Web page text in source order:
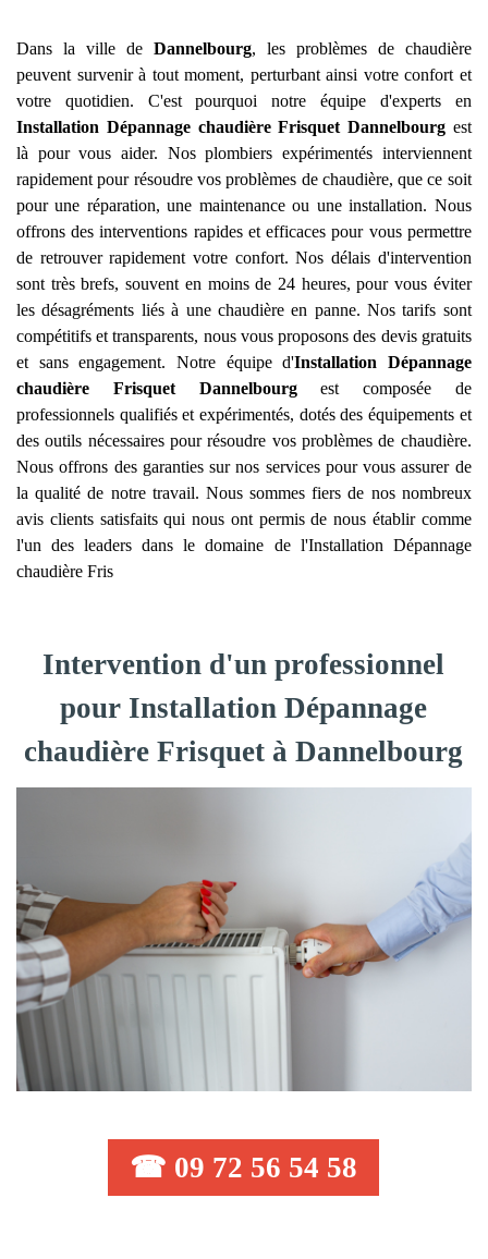
Dans la ville de Dannelbourg, les problèmes de chaudière
peuvent survenir à tout moment, perturbant ainsi votre confort et
votre quotidien. C'est pourquoi notre équipe d'experts en
Installation Dépannage chaudière Frisquet Dannelbourg est
là pour vous aider. Nos plombiers expérimentés interviennent
rapidement pour résoudre vos problèmes de chaudière, que ce soit
pour une réparation, une maintenance ou une installation. Nous
offrons des interventions rapides et efficaces pour vous permettre
de retrouver rapidement votre confort. Nos délais d'intervention
sont très brefs, souvent en moins de 24 heures, pour vous éviter
les désagréments liés à une chaudière en panne. Nos tarifs sont
compétitifs et transparents, nous vous proposons des devis gratuits
et sans engagement. Notre équipe d'Installation Dépannage
chaudière Frisquet
Dannelbourgest composée de
professionnels qualifiés et expérimentés, dotés des équipements et
des outils nécessaires pour résoudre vos problèmes de chaudière.
Nous offrons des garanties sur nos services pour vous assurer de
la qualité de notre travail. Nous sommes fiers de nos nombreux
avis clients satisfaits qui nous ont permis de nous établir comme
l'un des leaders dans le domaine de l'Installation Dépannage
chaudière Fris
Intervention d'un professionnel
pour Installation Dépannage
chaudière Frisquet à Dannelbourg
☎ 09 72 56 54 58